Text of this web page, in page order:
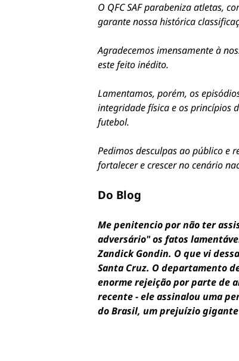
O QFC SAF parabeniza atletas,
garante nossa histórica
​Agradecemos imensamente à
este feito inédito.
​Lamentamos, porém, os
integridade física e os princípios
futebol.
​Pedimos desculpas ao público e
fortalecer e crescer no cenário
Do Blog
Me penitencio por não ter
adversário" os fatos
Zandick Gondin. O que vi
Santa Cruz. O departamento
enorme rejeição por parte de
recente - ele assinalou uma
do Brasil, um prejuízio gigante